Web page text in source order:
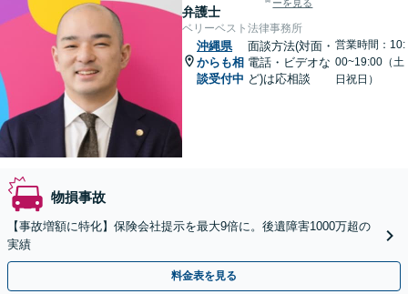
弁護士
ーを見る
ベリーベスト法律事務所
沖縄県
からも相
談受付中
面談方法(対面・
電話・ビデオな
ど)は応相談
営業時間：10:
00~19:00（土
日祝日）
物損事故
【事故増額に特化】保険会社提示を最大9倍に。後遺障害1000万超の
実績
料金表を見る